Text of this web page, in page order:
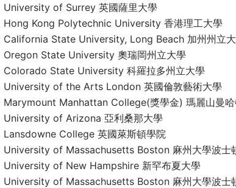
University of Surrey 英國薩里大學
Hong Kong Polytechnic University 香港理工大學
California State University, Long Beach 加州州立
Oregon State University 奧瑞岡州立大學
Colorado State University 科羅拉多州立大學
University of the Arts London 英國倫敦藝術大學
Marymount Manhattan College(獎學金) 瑪麗山曼哈
University of Arizona 亞利桑那大學
Lansdowne College 英國萊斯頓學院
University of Massachusetts Boston 麻州大學波士
University of New Hampshire 新罕布夏大學
University of Massachusetts Boston 麻州大學波士